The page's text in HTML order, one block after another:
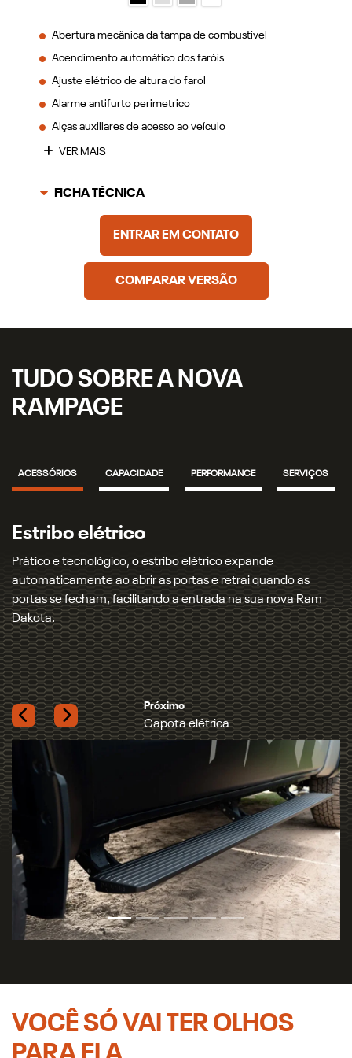
Abertura mecânica da tampa de combustível
Acendimento automático dos faróis
Ajuste elétrico de altura do farol
Alarme antifurto perimetrico
Alças auxiliares de acesso ao veículo
VER MAIS
FICHA TÉCNICA
ENTRAR EM CONTATO
COMPARAR VERSÃO
TUDO SOBRE A NOVA
RAMPAGE
ACESSÓRIOS CAPACIDADE PERFORMANCE SERVIÇOS
Capota elétrica
Proteção para caçamba e carga: a capota marítima elétrica
traz tecnologia e praticidade, permitindo abrir e fechar a
capota com apenas um toque e mantendo os seus itens
ainda mais protegidos.
Previous Next
VOCÊ SÓ VAI TER OLHOS